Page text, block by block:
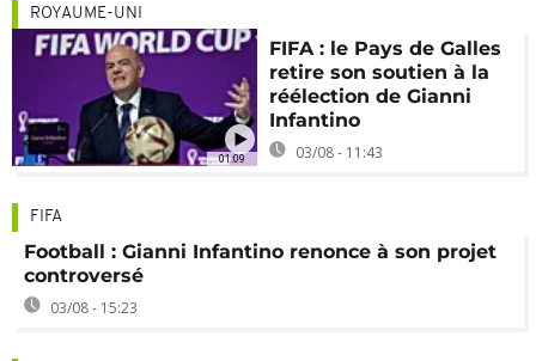
01:09
ROYAUME-UNI
FIFA : le Pays de Galles
retire son soutien à la
réélection de Gianni
Infantino
03/08 - 11:43
FIFA
Football : Gianni Infantino renonce à son projet
controversé
03/08 - 15:23